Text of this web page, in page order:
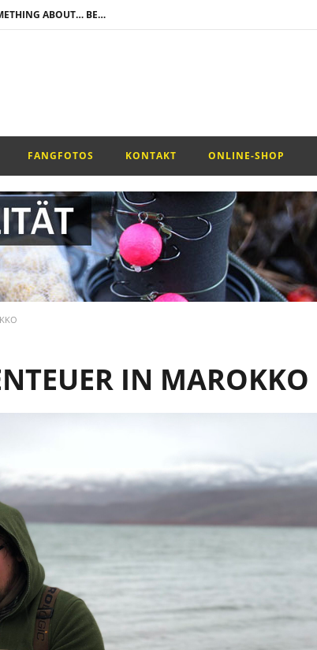
Neuzugang im Team – SOMETHING ABOUT… BENI WELKER
FANGFOTOS KONTAKT ONLINE-SHOP
IN MAROKKO